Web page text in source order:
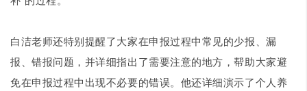
白洁老师还特别提醒了大家在申报过程中常见的少报、漏
报、错报问题，并详细指出了需要注意的地方，帮助大家避
免在申报过程中出现不必要的错误。他还详细演示了个人养